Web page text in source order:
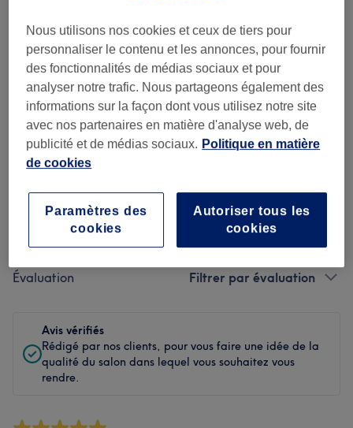
5,0 2 avis
Ambiance
Propreté
Personnel
Filtrer les avis
Évaluation Filtrer par évaluation
Avis vérifiés
Rédigé par nos clients, pour vous faire une idée de la
qualité du salon dans lequel vous souhaitez vous
rendre.
Nous utilisons nos cookies et ceux de tiers pour
personnaliser le contenu et les annonces, pour fournir
des fonctionnalités de médias sociaux et pour
analyser notre trafic. Nous partageons également des
informations sur la façon dont vous utilisez notre site
avec nos partenaires en matière d'analyse web, de
publicité et de médias sociaux. Politique en matière
de cookies
Autoriser tous les
cookies
Paramètres des
cookies